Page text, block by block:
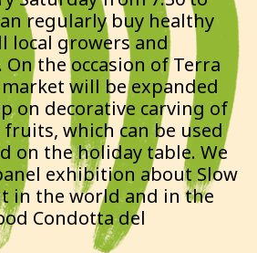
regularly buy healthy
local growers and
the occasion of Terra
will be expanded
on decorative carving of
which can be used
on the holiday table. We
exhibition about Slow
in the world and in the
Condotta del